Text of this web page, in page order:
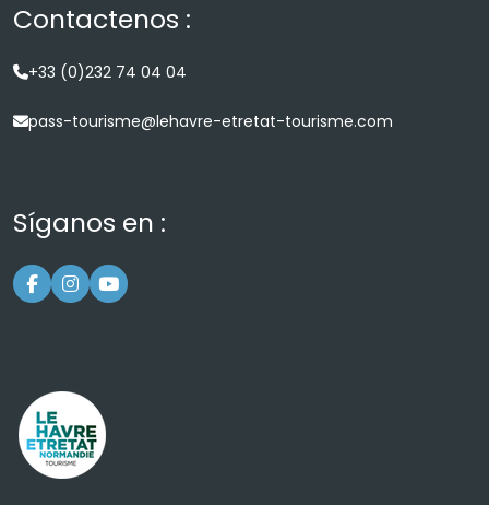
Contactenos :
+33 (0)232 74 04 04
pass-tourisme@lehavre-etretat-tourisme.com
Síganos en :